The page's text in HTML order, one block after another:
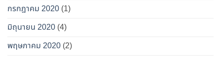
กรกฎาคม 2020 (1)
มิถุนายน 2020 (4)
พฤษภาคม 2020 (2)